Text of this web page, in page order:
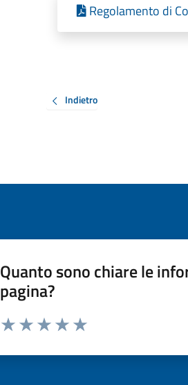
Regolamento di
Indietro
Quanto sono chiare le
pagina?
Valuta da 1 a 5 stelle la pagina